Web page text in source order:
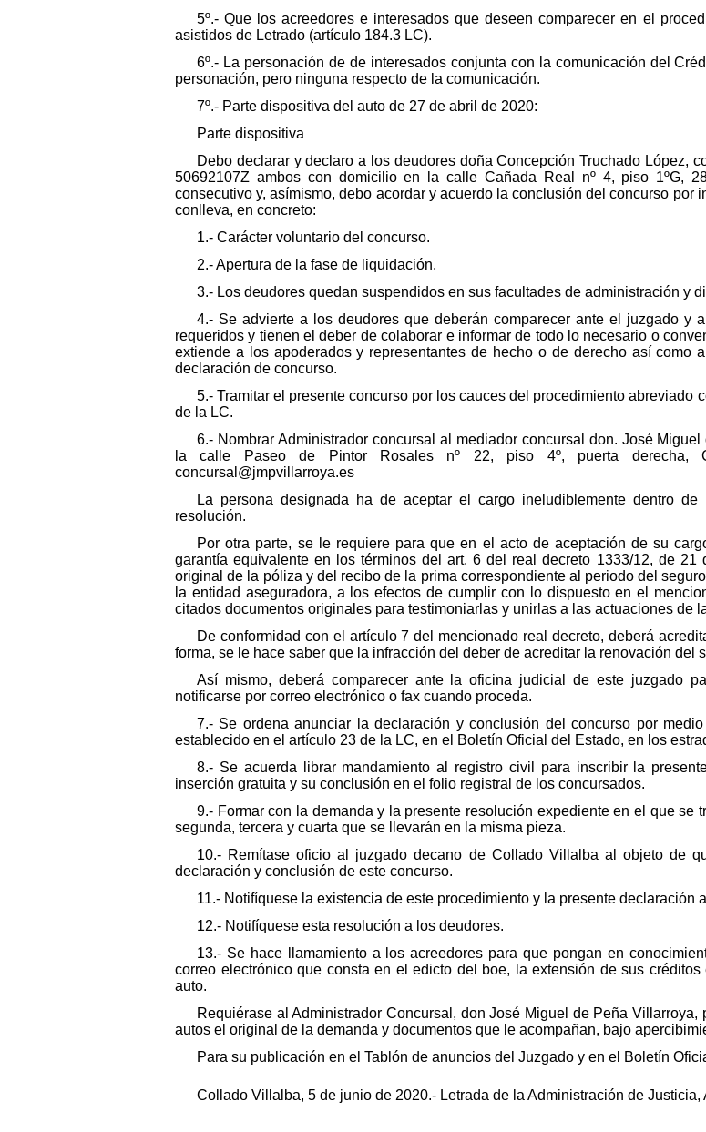
5º.- Que los acreedores e interesados que deseen comparecer en el
asistidos de Letrado (artículo 184.3 LC).
6º.- La personación de de interesados conjunta con la comunicación del
personación, pero ninguna respecto de la comunicación.
7º.- Parte dispositiva del auto de 27 de abril de 2020:
Parte dispositiva
Debo declarar y declaro a los deudores doña Concepción Truchado López,
50692107Z ambos con domicilio en la calle Cañada Real nº 4, piso 1ºG,
consecutivo y, asímismo, debo acordar y acuerdo la conclusión del concurso por
conlleva, en concreto:
1.- Carácter voluntario del concurso.
2.- Apertura de la fase de liquidación.
3.- Los deudores quedan suspendidos en sus facultades de administración y
4.- Se advierte a los deudores que deberán comparecer ante el juzgado y
requeridos y tienen el deber de colaborar e informar de todo lo necesario o
extiende a los apoderados y representantes de hecho o de derecho así como
declaración de concurso.
5.- Tramitar el presente concurso por los cauces del procedimiento
de la LC.
6.- Nombrar Administrador concursal al mediador concursal don. José
la calle Paseo de Pintor Rosales nº 22, piso 4º, puerta derecha,
concursal@jmpvillarroya.es
La persona designada ha de aceptar el cargo ineludiblemente dentro
resolución.
Por otra parte, se le requiere para que en el acto de aceptación de su
garantía equivalente en los términos del art. 6 del real decreto 1333/12, de 21
original de la póliza y del recibo de la prima correspondiente al periodo del
la entidad aseguradora, a los efectos de cumplir con lo dispuesto en el
citados documentos originales para testimoniarlas y unirlas a las actuaciones de
De conformidad con el artículo 7 del mencionado real decreto, deberá
forma, se le hace saber que la infracción del deber de acreditar la renovación del
Así mismo, deberá comparecer ante la oficina judicial de este juzgado
notificarse por correo electrónico o fax cuando proceda.
7.- Se ordena anunciar la declaración y conclusión del concurso por
establecido en el artículo 23 de la LC, en el Boletín Oficial del Estado, en los
8.- Se acuerda librar mandamiento al registro civil para inscribir la
inserción gratuita y su conclusión en el folio registral de los concursados.
9.- Formar con la demanda y la presente resolución expediente en el que se
segunda, tercera y cuarta que se llevarán en la misma pieza.
10.- Remítase oficio al juzgado decano de Collado Villalba al objeto de
declaración y conclusión de este concurso.
11.- Notifíquese la existencia de este procedimiento y la presente declaración
12.- Notifíquese esta resolución a los deudores.
13.- Se hace llamamiento a los acreedores para que pongan en
correo electrónico que consta en el edicto del boe, la extensión de sus
auto.
Requiérase al Administrador Concursal, don José Miguel de Peña
autos el original de la demanda y documentos que le acompañan, bajo
Para su publicación en el Tablón de anuncios del Juzgado y en el Boletín
Collado Villalba, 5 de junio de 2020.- Letrada de la Administración de Justicia,